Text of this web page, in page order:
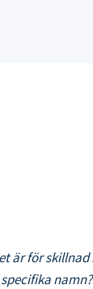
är för